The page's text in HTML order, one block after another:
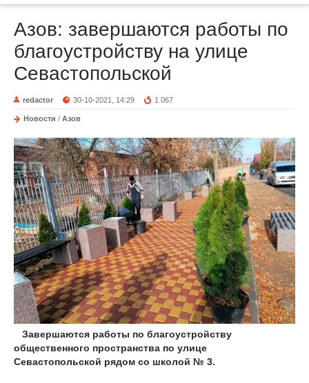
Азов: завершаются работы по
благоустройству на улице
Севастопольской
redactor 30-10-2021, 14:29 1 067
Новости / Азов
Завершаются работы по благоустройству
общественного пространства по улице
Севастопольской рядом со школой № 3.